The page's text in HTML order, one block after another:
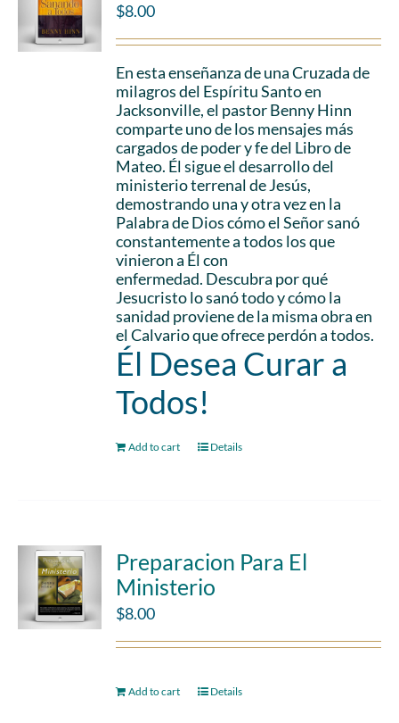
$8.00
En esta enseñanza de una Cruzada de
milagros del Espíritu Santo en
Jacksonville, el pastor Benny Hinn
comparte uno de los mensajes más
cargados de poder y fe del Libro de
Mateo. Él sigue el desarrollo del
ministerio terrenal de Jesús,
demostrando una y otra vez en la
Palabra de Dios cómo el Señor sanó
constantemente a todos los que
vinieron a Él con
enfermedad. Descubra por qué
Jesucristo lo sanó todo y cómo la
sanidad proviene de la misma obra en
el Calvario que ofrece perdón a todos.
Él Desea Curar a
Todos!
Add to cart Details
Preparacion Para El
Ministerio
$8.00
Add to cart Details